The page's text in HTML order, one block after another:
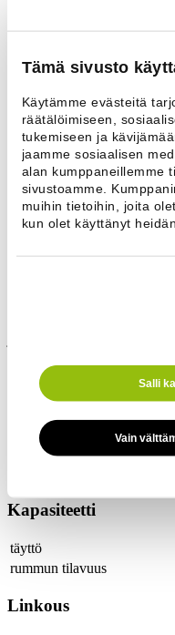
Tämä sivusto
Käytämme evästeitä
räätälöimiseen,
tukemiseen ja
jaamme sosiaalisen
alan kumppaneillemme
sivustoamme.
muihin tietoihin, joita
kun olet käyttänyt
Salli
Vain
esimerkkejä
käyttää.
Räätälöidyt ohjelmat
Vakiona koneessa on 11
5 käyttö- ja 10
ohjelmissa on valmiina
mopeille. Lisäksi koneessa
siivousliinojen pesuun.
koneilla on 2 vuoden
Esteri-5 takuuehdoissa).
Kapasiteetti
täyttö
rummun tilavuus
Linkous